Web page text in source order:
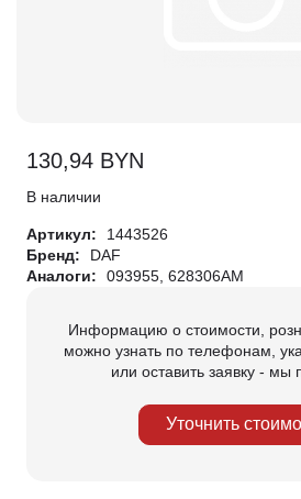
130,94 BYN
В наличии
Артикул:
1443526
Бренд:
DAF
Аналоги:
093955, 628306AM
Информацию о стоимости,
можно узнать по телефонам,
или оставить заявку - мы
Уточнить